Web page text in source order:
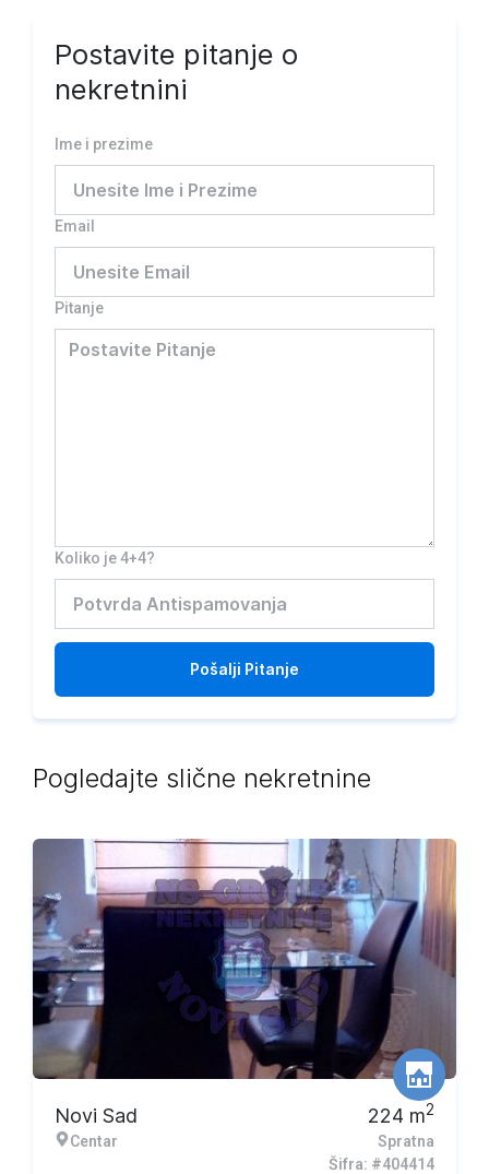
Postavite pitanje o
nekretnini
Ime i prezime
Email
Pitanje
Koliko je 4+4?
Pošalji Pitanje
Pogledajte slične nekretnine
Novi Sad
Centar
224 m2
Spratna
Šifra: #404414